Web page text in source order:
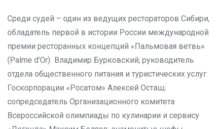
Среди судей – один из ведущих рестораторов Сибири,
обладатель первой в истории России международной
премии ресторанных концепций «Пальмовая ветвь»
(Palme d’Or) Владимир Бурковский; руководитель
отдела общественного питания и туристических услуг
Госкорпорации «Росатом» Алексей Осташ;
сопредседатель Организационного комитета
Всероссийской олимпиады по кулинарии и сервису